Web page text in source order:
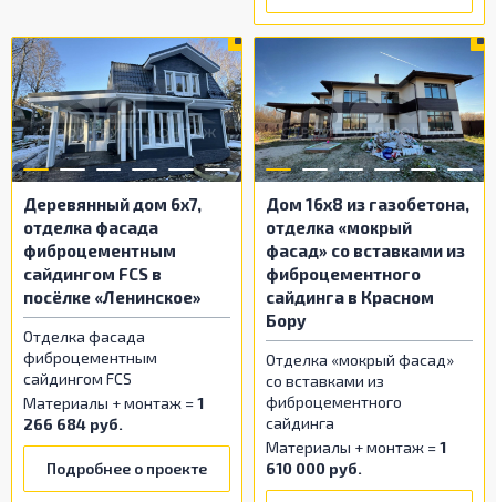
Деревянный дом 6x7,
отделка фасада
фиброцементным
сайдингом FCS в
посёлке «Ленинское»
Отделка фасада
фиброцементным
сайдингом FCS
Материалы + монтаж =1
266 684 руб.
Подробнее о проекте
Дом 16x8 из газобетона,
отделка «мокрый
фасад» со вставками из
фиброцементного
сайдинга в Красном
Бору
Отделка «мокрый фасад»
со вставками из
фиброцементного
сайдинга
Материалы + монтаж =1
610 000 руб.